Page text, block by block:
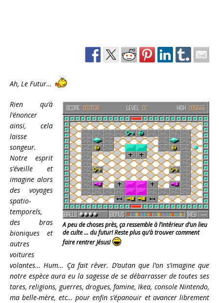
Ah, Le Futur…
A peu de choses près, ça ressemble à l’intérieur d’un lieu
de culte … du futur! Reste plus qu’à trouver comment
faire rentrer Jésus!
Rien qu’à
l’énoncer
ainsi, cela
laisse
songeur.
Notre esprit
s’éveille et
imagine alors
des voyages
spatio-
temporels,
des bras
bioniques et
autres
voitures
volantes… Hum… Ça fait rêver. D’autan que l’on s’imagine que
notre espèce aura eu la sagesse de se débarrasser de toutes ses
tares, religions, guerres, drogues, famine, Ikea, console Nintendo,
ma belle-mère, etc… pour enfin s’épanouir et avancer librement